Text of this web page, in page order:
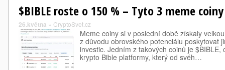
$BIBLE roste o 150 % – Tyto 3 meme
26.května » CryptoSvet.cz
Meme coiny si v poslední době získaly
z důvodu obrovského potenciálu poskytovat
investic. Jedním z takových coinů je
krypto Bible platformy, který od svéh…